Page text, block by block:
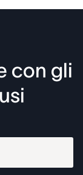
con gli